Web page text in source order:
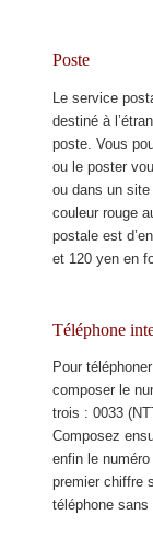
Poste
Le service
destiné à
poste. Vous
ou le poster
ou dans un
couleur rouge
postale est
et 120 yen en
Téléphone
Pour
composer le
trois : 0033
Composez
enfin le
premier chiffre
téléphone sans